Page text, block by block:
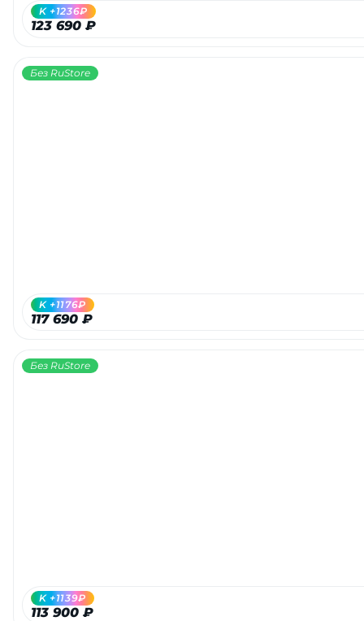
123 690 ₽
K +1236₽
Без RuStore
117 690 ₽
K +1176₽
Без RuStore
113 900 ₽
K +1139₽